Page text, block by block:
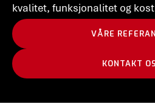
kvalitet, funksjonalitet og
VÅRE
KONTAKT